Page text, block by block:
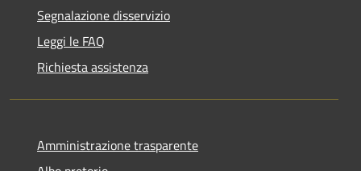
Segnalazione disservizio
Leggi le FAQ
Richiesta assistenza
Amministrazione trasparente